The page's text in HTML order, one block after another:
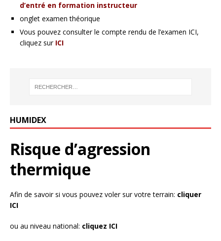
d’entré en formation instructeur
onglet examen théorique
Vous pouvez consulter le compte rendu de l’examen ICI,
cliquez sur ICI
HUMIDEX
Risque d’agression
thermique
Afin de savoir si vous pouvez voler sur votre terrain: cliquer
ICI
ou au niveau national: cliquez ICI